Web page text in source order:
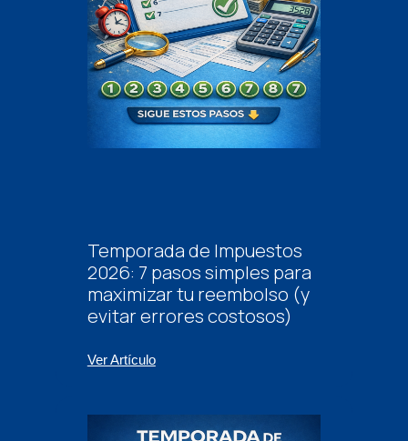
Temporada de Impuestos
2026: 7 pasos simples para
maximizar tu reembolso (y
evitar errores costosos)
Ver Artículo